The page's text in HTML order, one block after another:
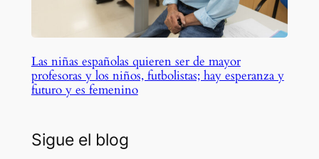
Las niñas españolas quieren ser de mayor
profesoras y los niños, futbolistas; hay esperanza y
futuro y es femenino
Sigue el blog